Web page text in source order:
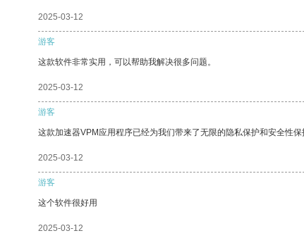
2025-03-12
游客
这款软件非常实用，可以帮助我解决很多问题。
2025-03-12
游客
这款加速器VPM应用程序已经为我们带来了无限的隐私保护和安全性保
2025-03-12
游客
这个软件很好用
2025-03-12